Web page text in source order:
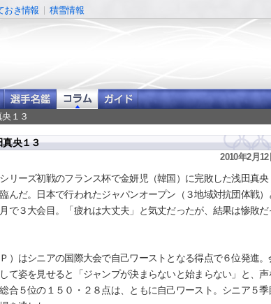
おき情報 積雪情報
１３
真央１３
2010年2月12
リーズ初戦のフランス杯で金妍児（韓国）に完敗した浅田真央
んだ。日本で行われたジャパンオープン（３地域対抗団体戦）
で３大会目。「疲れは大丈夫」と気丈だったが、結果は惨敗だ
）はシニアの国際大会で自己ワーストとなる得点で６位発進。
て姿を見せると「ジャンプが決まらないと始まらない」と、声
合５位の１５０・２８点は、ともに自己ワースト。シニア５季